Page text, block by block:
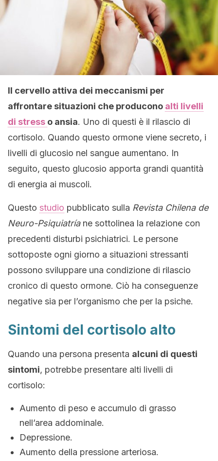
Il cervello attiva dei meccanismi per
affrontare situazioni che producono alti livelli
di stress o ansia. Uno di questi è il rilascio di
cortisolo. Quando questo ormone viene secreto, i
livelli di glucosio nel sangue aumentano. In
seguito, questo glucosio apporta grandi quantità
di energia ai muscoli.
Questo studio pubblicato sulla Revista Chilena de
Neuro-Psiquiatríane sottolinea la relazione con
precedenti disturbi psichiatrici. Le persone
sottoposte ogni giorno a situazioni stressanti
possono sviluppare una condizione di rilascio
cronico di questo ormone. Ciò ha conseguenze
negative sia per l’organismo che per la psiche.
Sintomi del cortisolo alto
Quando una persona presenta alcuni di questi
sintomi, potrebbe presentare alti livelli di
cortisolo:
Aumento di peso e accumulo di grasso
nell’area addominale.
Depressione.
Aumento della pressione arteriosa.